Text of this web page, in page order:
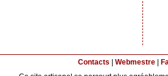
Contacts | Webmestre |